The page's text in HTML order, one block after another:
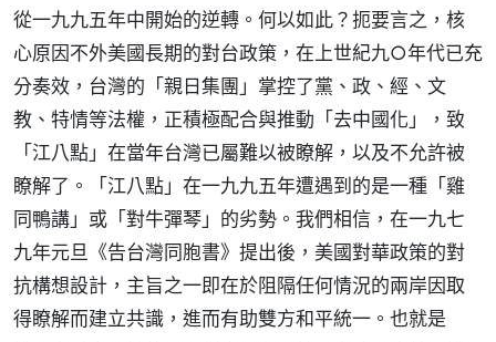
從一九九五年中開始的逆轉。何以如此？扼要言之，核
心原因不外美國長期的對台政策，在上世紀九○年代已充
分奏效，台灣的「親日集團」掌控了黨、政、經、文
教、特情等法權，正積極配合與推動「去中國化」，致
「江八點」在當年台灣已屬難以被瞭解，以及不允許被
瞭解了。「江八點」在一九九五年遭遇到的是一種「雞
同鴨講」或「對牛彈琴」的劣勢。我們相信，在一九七
九年元旦《告台灣同胞書》提出後，美國對華政策的對
抗構想設計，主旨之一即在於阻隔任何情況的兩岸因取
得瞭解而建立共識，進而有助雙方和平統一。也就是